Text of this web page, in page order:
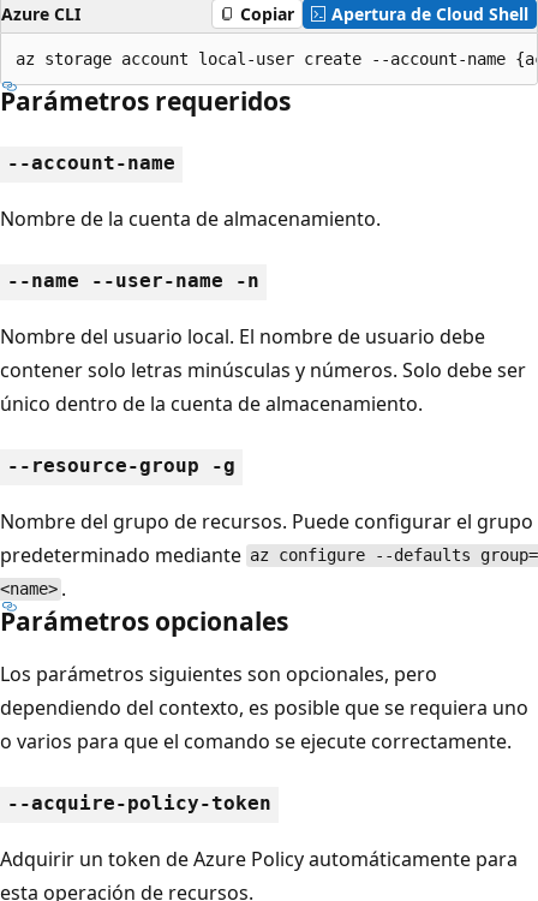
Azure CLI Copiar Apertura de Cloud Shell
az storage account local-user create --account-name
Parámetros requeridos
--account-name
Nombre de la cuenta de almacenamiento.
--name --user-name -n
Nombre del usuario local. El nombre de usuario debe
contener solo letras minúsculas y números. Solo debe ser
único dentro de la cuenta de almacenamiento.
--resource-group -g
Nombre del grupo de recursos. Puede configurar el grupo
predeterminado mediante az configure --defaults group=
<name> .
Parámetros opcionales
Los parámetros siguientes son opcionales, pero
dependiendo del contexto, es posible que se requiera uno
o varios para que el comando se ejecute correctamente.
--acquire-policy-token
Adquirir un token de Azure Policy automáticamente para
esta operación de recursos.